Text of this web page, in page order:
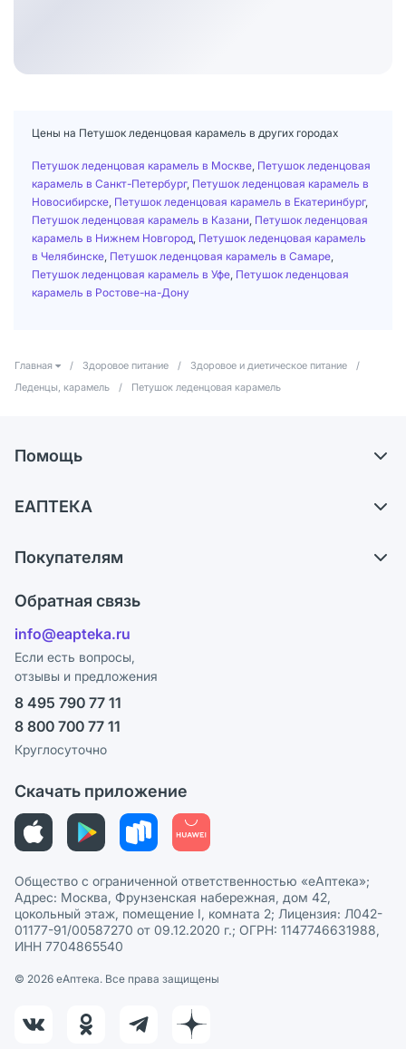
Цены на Петушок леденцовая карамель в других городах
Петушок леденцовая карамель в Москве Петушок леденцовая
карамель в Санкт-Петербург, Петушок леденцовая карамель в
Новосибирске Петушок леденцовая карамель в Екатеринбург,
Петушок леденцовая карамель в Казани Петушок леденцовая
карамель в Нижнем Новгород Петушок леденцовая карамель
в Челябинске Петушок леденцовая карамель в Самаре
Петушок леденцовая карамель в Уфе Петушок леденцовая
карамель в Ростове-на-Дону
Главная / Здоровое питание / Здоровое и диетическое питание
/
Леденцы, карамель
/ Петушок леденцовая карамель
Помощь
Обмен и возврат
Блог
ЕАПТЕКА
Карьера
Поставщики
Лицензия
Реклама на сайте
Ваши товары на ЕАПТЕКЕ
СМИ о нас
Покупателям
Программа СберСпасибо
Политика конфиденциальности
Пользовательское соглашение
Политика рекомендаций
Политика в отношении обработки персональных данных
Обратная связь
info@eapteka.ru
Если есть вопросы,
отзывы и предложения
8 495 790 77 11
8 800 700 77 11
Круглосуточно
Скачать приложение
Общество с ограниченной ответственностью «еАптека»;
Адрес: Москва, Фрунзенская набережная, дом 42,
цокольный этаж, помещение I, комната 2; Лицензия: Л042-
01177-91/00587270 от 09.12.2020 г.; ОГРН: 1147746631988,
ИНН 7704865540
© 2026 eАптека. Все права защищены